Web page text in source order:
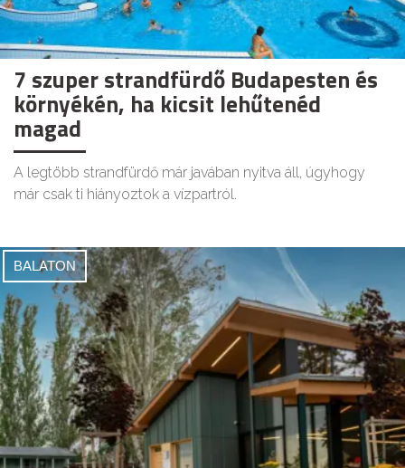
7 szuper strandfürdő Budapesten és
környékén, ha kicsit lehűtenéd
magad
A legtöbb strandfürdő már javában nyitva áll, úgyhogy
már csak ti hiányoztok a vízpartról.
BALATON